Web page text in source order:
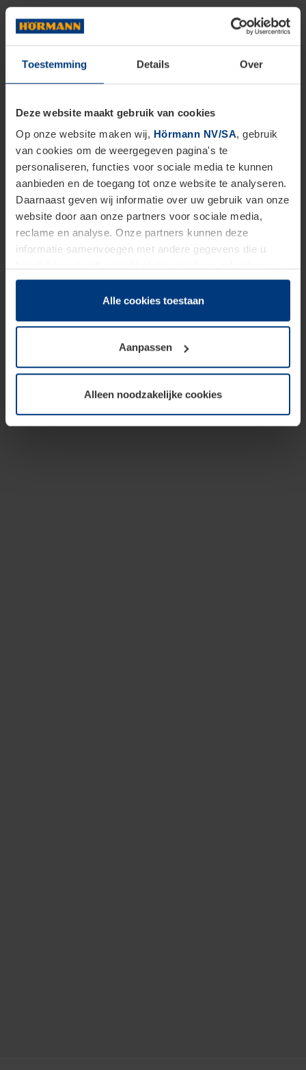
Toestemming Details Over
Deze website maakt gebruik van cookies
Op onze website maken wij, Hörmann NV/SA, gebruik
van cookies om de weergegeven pagina's te
personaliseren, functies voor sociale media te kunnen
aanbieden en de toegang tot onze website te analyseren.
Daarnaast geven wij informatie over uw gebruik van onze
website door aan onze partners voor sociale media,
reclame en analyse. Onze partners kunnen deze
informatie samenvoegen met andere gegevens die u
hun diensten hebben verzameld.
Juridisch hebben wij het recht om cookies op uw
van deze pagina's absoluut vereist is. Voor alle andere
soorten cookies is uw toestemming benodigd. Uw
toestemming kunt u op elk moment bij de uitleg van de
wijzigen of herroepen.
Alle cookies toestaan
Aanpassen
Alleen noodzakelijke cookies